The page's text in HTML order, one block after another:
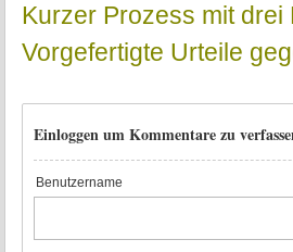
Kurzer Prozess mit drei
Vorgefertigte Urteile
Einloggen um Kommentare zu
Benutzername